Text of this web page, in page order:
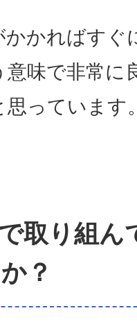
かかればすぐ
意味で非常に
思っています
取り組ん
？